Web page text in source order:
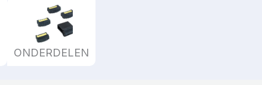
ONDERDELEN